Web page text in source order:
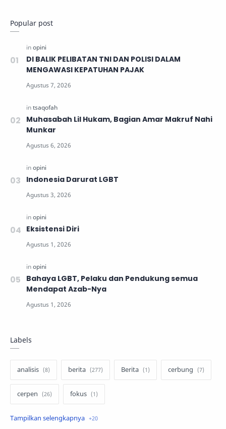
Popular post
DI BALIK PELIBATAN TNI DAN POLISI DALAM
MENGAWASI KEPATUHAN PAJAK
Muhasabah Lil Hukam, Bagian Amar Makruf Nahi
Munkar
Indonesia Darurat LGBT
Eksistensi Diri
Bahaya LGBT, Pelaku dan Pendukung semua
Mendapat Azab-Nya
Labels
analisis berita Berita cerbung
cerpen fokus
hukum internasional